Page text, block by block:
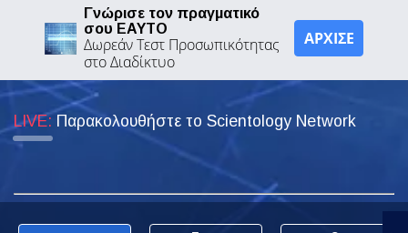
Γνώρισε τον πραγματικό
σου ΕΑΥΤΟ
Δωρεάν Τεστ Προσωπικότητας
στο Διαδίκτυο
ΑΡΧΙΣΕ
LIVE: Παρακολουθήστε το Scientology Network